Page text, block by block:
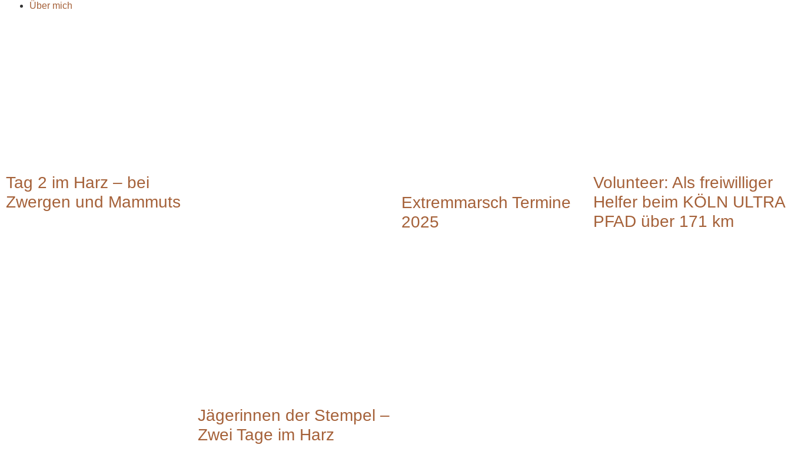
Über mich
Tag 2 im Harz – bei
Zwergen und Mammuts
Jägerinnen der Stempel –
Zwei Tage im Harz
Extremmarsch Termine
2025
Volunteer: Als freiwilliger
Helfer beim KÖLN ULTRA
PFAD über 171 km